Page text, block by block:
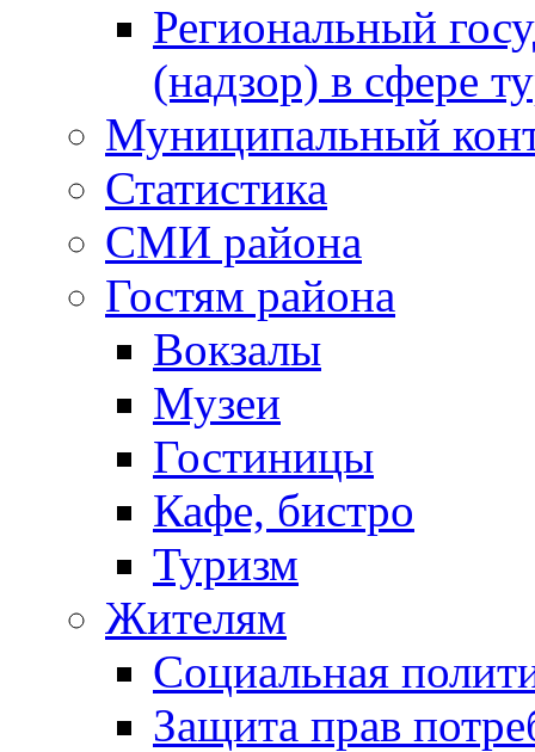
Региональный
(надзор) в сфере
Муниципальный
Статистика
СМИ района
Гостям района
Вокзалы
Музеи
Гостиницы
Кафе, бистро
Туризм
Жителям
Социальная
Защита прав